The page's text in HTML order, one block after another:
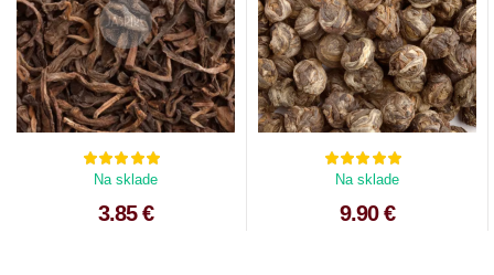
Na sklade
3.85 €
Na sklade
9.90 €